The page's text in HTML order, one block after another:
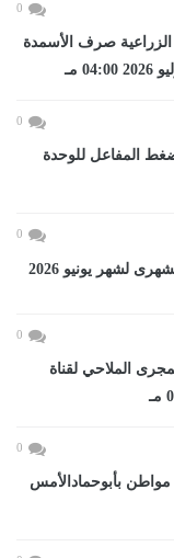
0
الزراعية صرف الأسمدة
0
المفاعل للوحدة
0
0
الملاحي لقناة
0
صحة الشرقية توقع الكشف على 1600 مواطن بأبوحمادالأمس